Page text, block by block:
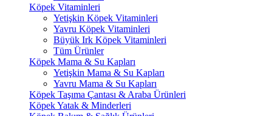
Köpek Vitaminleri
Yetişkin Köpek Vitaminleri
Yavru Köpek Vitaminleri
Büyük Irk Köpek Vitaminleri
Tüm Ürünler
Köpek Mama & Su Kapları
Yetişkin Mama & Su Kapları
Yavru Mama & Su Kapları
Köpek Taşıma Çantası & Araba Ürünleri
Köpek Yatak & Minderleri